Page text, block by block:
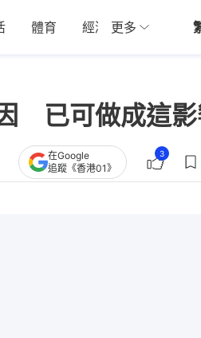
體育 經濟 01深圳
更多
已可做成這
在Google
追蹤《香港01》
3